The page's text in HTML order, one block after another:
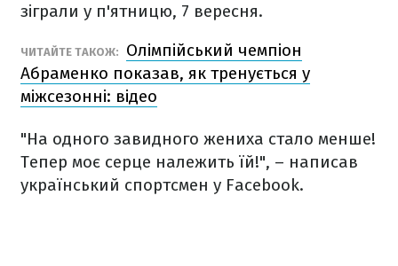
зіграли у п'ятницю, 7 вересня.
ЧИТАЙТЕ ТАКОЖ:
Олімпійський чемпіон
Абраменко показав, як тренується у
міжсезонні: відео
"На одного завидного жениха стало менше!
Тепер моє серце належить їй!", – написав
український спортсмен у Facebook.